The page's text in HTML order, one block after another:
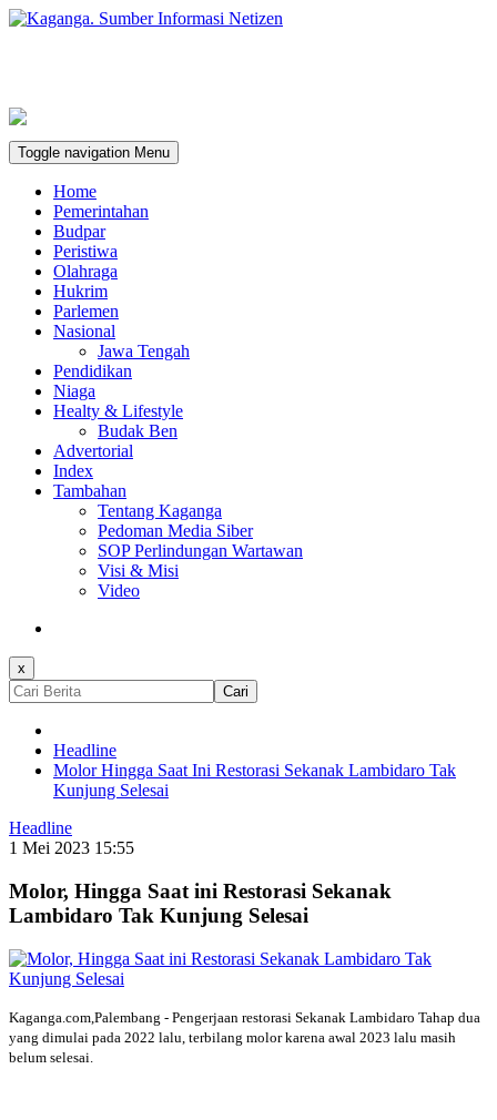
Toggle navigation Menu
Home
Pemerintahan
Budpar
Peristiwa
Olahraga
Hukrim
Parlemen
Nasional
Jawa Tengah
Pendidikan
Niaga
Healty & Lifestyle
Budak Ben
Advertorial
Index
Tambahan
Tentang Kaganga
Pedoman Media Siber
SOP Perlindungan Wartawan
Visi & Misi
Video
x
Cari
Headline
Molor Hingga Saat Ini Restorasi Sekanak Lambidaro Tak
Kunjung Selesai
Headline
1 Mei 2023 15:55
Molor, Hingga Saat ini Restorasi Sekanak
Lambidaro Tak Kunjung Selesai
Kaganga.com,Palembang - Pengerjaan restorasi Sekanak Lambidaro Tahap dua
yang dimulai pada 2022 lalu, terbilang molor karena awal 2023 lalu masih
belum selesai.